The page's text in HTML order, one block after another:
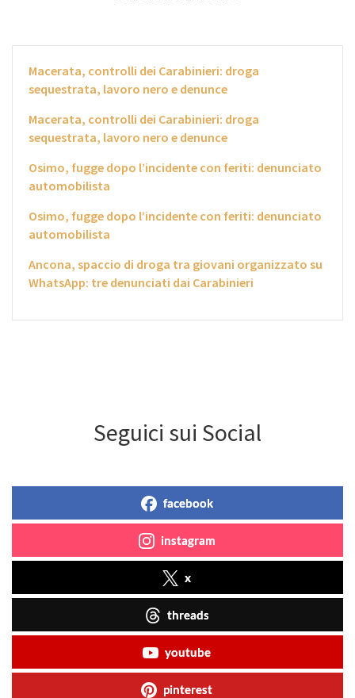
Macerata, controlli dei Carabinieri: droga
sequestrata, lavoro nero e denunce
Macerata, controlli dei Carabinieri: droga
sequestrata, lavoro nero e denunce
Osimo, fugge dopo l’incidente con feriti: denunciato
automobilista
Osimo, fugge dopo l’incidente con feriti: denunciato
automobilista
Ancona, spaccio di droga tra giovani organizzato su
WhatsApp: tre denunciati dai Carabinieri
Seguici sui Social
facebook
instagram
x
threads
youtube
pinterest